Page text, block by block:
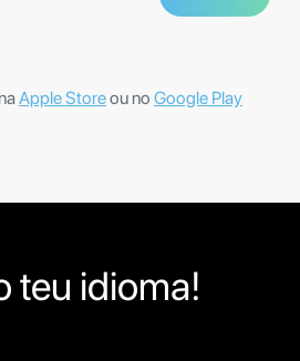
Apple Storeou no Google Play
teu idioma!